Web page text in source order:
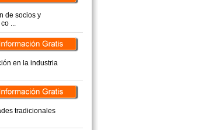
de socios y
...
en la industria
tradicionales